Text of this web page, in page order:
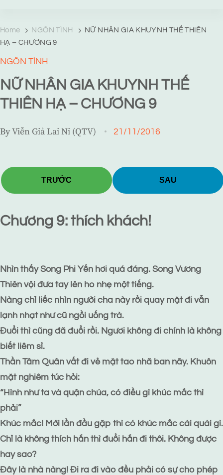
Home NGÔN TÌNH
NỮ NHÂN GIA KHUYNH THẾ THIÊN
HẠ – CHƯƠNG 9
NGÔN TÌNH
NỮ NHÂN GIA KHUYNH THẾ
THIÊN HẠ – CHƯƠNG 9
ByViễn Giả Lai Ni (QTV) 21/11/2016
TRƯỚC SAU
Chương 9: thích khách!
Nhìn thấy Song Phi Yến hơi quá đáng. Song Vương
Thiên vội đưa tay lên ho nhẹ một tiếng.
Nàng chỉ liếc nhìn người cha này rồi quay mặt đi vẫn
lạnh nhạt như cũ ngồi uống trà.
Đuổi thì cũng đã đuổi rồi. Ngươi không đi chính là không
biết liêm sỉ.
Thần Tâm Quân vất đi vẻ mặt tao nhã ban nãy. Khuôn
mặt nghiêm túc hỏi:
“Hình như ta và quận chúa, có điều gì khúc mắc thì
phải”
Khúc mắc! Mới lần đầu gặp thì có khúc mắc cái quái gì.
Chỉ là không thích hắn thì đuổi hắn đi thôi. Không được
hay sao?
Đây là nhà nàng! Đi ra đi vào đều phải có sự cho phép